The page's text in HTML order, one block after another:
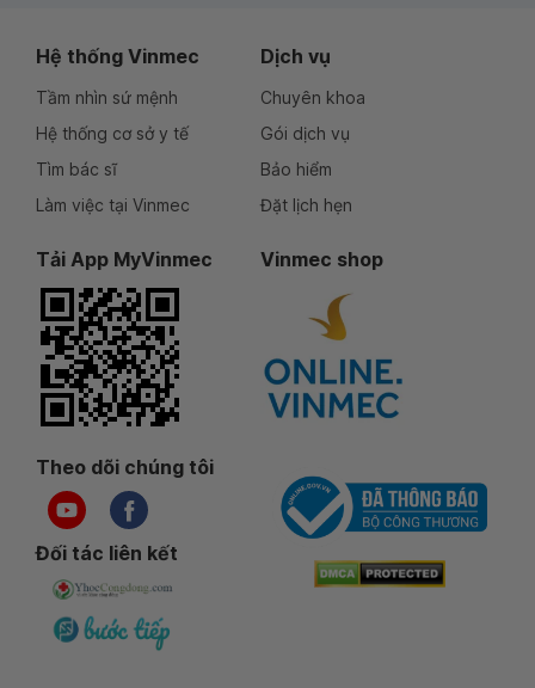
Hệ thống Vinmec
Tầm nhìn sứ mệnh
Hệ thống cơ sở y tế
Tìm bác sĩ
Làm việc tại Vinmec
Dịch vụ
Chuyên khoa
Gói dịch vụ
Bảo hiểm
Đặt lịch hẹn
Tải App MyVinmec Vinmec shop
Theo dõi chúng tôi
Đối tác liên kết